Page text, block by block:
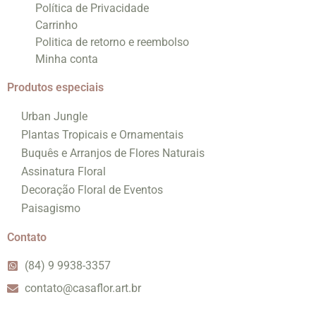
Política de Privacidade
Carrinho
Politica de retorno e reembolso
Minha conta
Produtos especiais
Urban Jungle
Plantas Tropicais e Ornamentais
Buquês e Arranjos de Flores Naturais
Assinatura Floral
Decoração Floral de Eventos
Paisagismo
Contato
(84) 9 9938-3357
contato@casaflor.art.br